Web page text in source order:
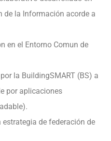
de la Información acorde a
en el Entorno Comun de
la BuildingSMART (BS) a
por aplicaciones
de federación de